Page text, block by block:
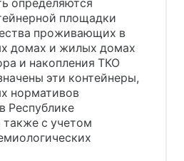
определяются
площадки
проживающих в
домах и жилых домах
и накопления ТКО
эти контейнеры,
нормативов
Республике
с учетом